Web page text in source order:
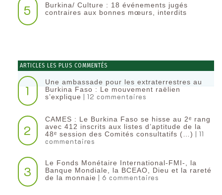
5
Burkina/ Culture : 18 événements jugés
contraires aux bonnes mœurs, interdits
ARTICLES LES PLUS COMMENTÉS
1
Une ambassade pour les extraterrestres au
Burkina Faso : Le mouvement raëlien
s’explique | 12 commentaires
2
CAMES : Le Burkina Faso se hisse au 2ᵉ rang
avec 412 inscrits aux listes d’aptitude de la
48ᵉ session des Comités consultatifs (…) | 11
commentaires
3
Le Fonds Monétaire International-FMI-, la
Banque Mondiale, la BCEAO, Dieu et la rareté
de la monnaie | 6 commentaires